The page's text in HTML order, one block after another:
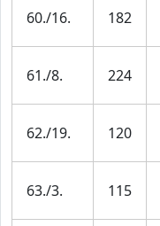
60./16. 182
61./8. 224
62./19. 120
63./3. 115